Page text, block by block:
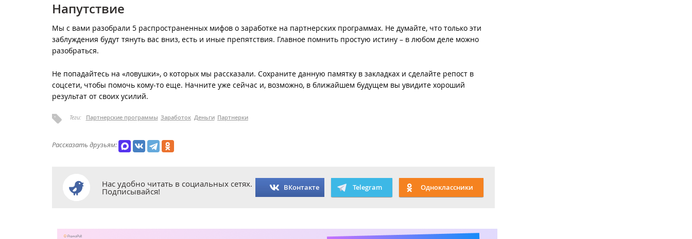
Напутствие
Мы с вами разобрали 5 распространенных мифов о заработке на партнерских программах. Не думайте, что только эти
заблуждения будут тянуть вас вниз, есть и иные препятствия. Главное помнить простую истину – в любом деле можно
разобраться.
Не попадайтесь на «ловушки», о которых мы рассказали. Сохраните данную памятку в закладках и сделайте репост в
соцсети, чтобы помочь кому-то еще. Начните уже сейчас и, возможно, в ближайшем будущем вы увидите хороший
результат от своих усилий.
Теги: Партнерские программы Заработок Деньги Партнерки
Рассказать друзьям:
Нас удобно читать в социальных сетях.
Подписывайся! ВКонтакте Telegram Одноклассники